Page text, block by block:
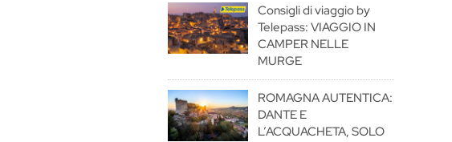
Consigli di viaggio by
Telepass: VIAGGIO IN
CAMPER NELLE
MURGE
ROMAGNA AUTENTICA:
DANTE E
L’ACQUACHETA, SOLO